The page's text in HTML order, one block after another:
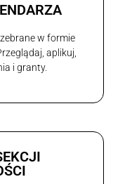
w formie
aplikuj,
i granty.